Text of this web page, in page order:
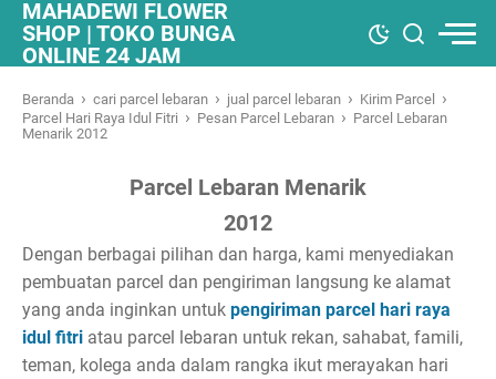
MAHADEWI FLOWER
SHOP | TOKO BUNGA
ONLINE 24 JAM
Beranda › cari parcel lebaran › jual parcel lebaran › Kirim Parcel ›
Parcel Hari Raya Idul Fitri › Pesan Parcel Lebaran › Parcel Lebaran
Menarik 2012
Parcel Lebaran Menarik
2012
Dengan berbagai pilihan dan harga, kami menyediakan
pembuatan parcel dan pengiriman langsung ke alamat
yang anda inginkan untuk pengiriman parcel hari raya
idul fitri atau parcel lebaran untuk rekan, sahabat, famili,
teman, kolega anda dalam rangka ikut merayakan hari